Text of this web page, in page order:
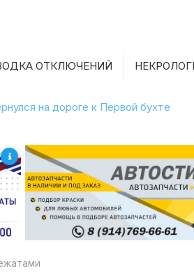
ОТКЛЮЧЕНИЙ
на дороге к Первой бухте